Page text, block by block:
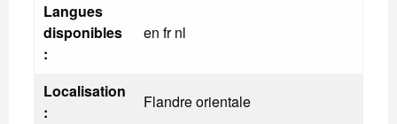
Langues
disponibles
:
en fr nl
Localisation
:
Flandre orientale